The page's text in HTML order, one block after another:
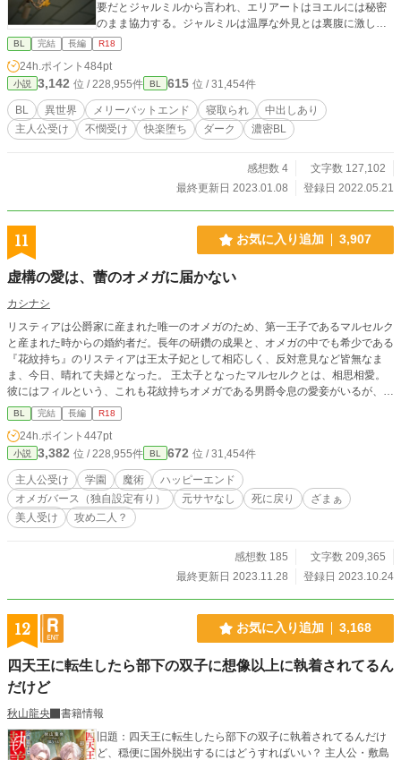
要だとジャルミルから言われ、エリアートはヨエルには秘密
のまま協力する。ジャルミルは温厚な外見とは裏腹に激しい
獣のような性行為をし、エリアートは次第に快楽に溺れてい
ってしまう。 ・外面はいい絶倫邪悪な領主✕恋人のために抱
かれる青年 ・領主の息子の邪悪な少年✕恋人のために抱かれ
る青年 【全12話】 【他サイト（ムーンライト）からの転載と
なります】 ※メリーバッドエンドになります ※恋人がいる受
けが寝取られる話です。寝取られ苦手な方はご注意くださ
い。 ※男性妊娠の話もあります。苦手な方はご注意くださ
でご注意ください。 ※攻めは3人出てきます。 ※なんでも許
せる方向けです。
BL 完結 長編 R18
24h.ポイント 484pt
小説 3,142 位 / 228,955件 BL 615 位 / 31,454件
BL 異世界 メリーバットエンド 寝取られ
中出しあり
主人公受け
不憫受け 快楽堕ち ダーク 濃密BL
感想数 4
文字数 127,102
最終更新日 2023.01.08
登録日 2022.05.21
11 お気に入り追加 3,907
虚構の愛は、蕾のオメガに届かない
カシナシ
リスティアは公爵家に産まれた唯一のオメガのため、第一王子であるマルセルク
と産まれた時からの婚約者だ。長年の研鑽の成果と、オメガの中でも希少である
『花紋持ち』のリスティアは王太子妃として相応しく、反対意見など皆無なま
ま、今日、晴れて夫婦となった。 王太子となったマルセルクとは、相思相愛。
彼にはフィルという、これも花紋持ちオメガである男爵令息の愛妾がいるが、ア
ルファ性の強い王子には必要な事。 承知の上で結婚した、つもりだった。 初夜
から段々と距離を置かれていく。リスティアは自分に言い聞かせるように奮闘す
るものの、全く効果はなく、追い詰められ、ついには自死してしまう。 やっと
楽になれたと思いきや、目を開ければ学園時代にまで遡っていた――――。 女
性向けHotランキング最高位４位、頂きました。沢山の閲覧、本当にありがとう
ございます！ 第11回BL小説大賞にて7位、そしてなんと優秀賞を頂きました。
たくさんの応援ありがとうございました！ ※旧題：蕾のオメガは貴方など愛し
ている場合じゃない から変更させて頂きました。 ※攻め以外との行為表現あ
おります（独自設定あり） ※エロあっさりめ（多分）
BL 完結 長編 R18
24h.ポイント 447pt
小説 3,382 位 / 228,955件 BL 672 位 / 31,454件
主人公受け 学園 魔術
ハッピーエンド
オメガバース（独自設定有り）
元サヤなし 死に戻り
ざまぁ
美人受け
攻め二人？
感想数 185
文字数 209,365
最終更新日 2023.11.28
登録日 2023.10.24
12 お気に入り追加 3,168
四天王に転生したら部下の双子に想像以上に執着されてるん
だけど
秋山龍央
書籍情報
旧題：四天王に転生したら部下の双子に執着されてるんだけ
ど、穏便に国外脱出するにはどうすればいい？ 主人公・敷島